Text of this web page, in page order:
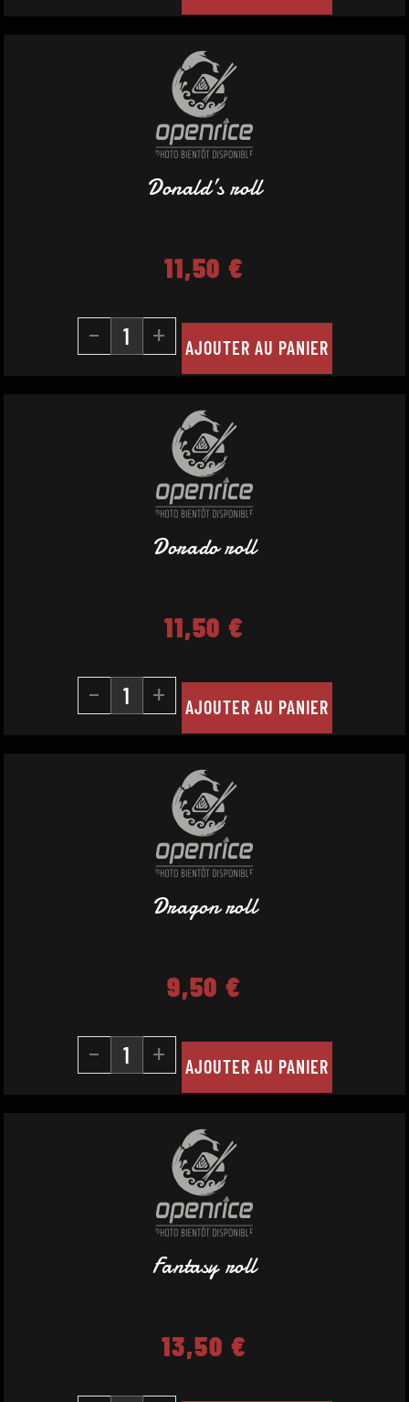
Donald’s roll
11,50€
- + AJOUTER AU PANIER
Dorado roll
11,50€
- + AJOUTER AU PANIER
Dragon roll
9,50€
- + AJOUTER AU PANIER
Fantasy roll
13,50 €